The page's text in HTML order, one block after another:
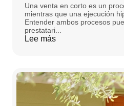
Una venta en corto es un
mientras que una ejecución
Entender ambos procesos
prestatari...
Lee más